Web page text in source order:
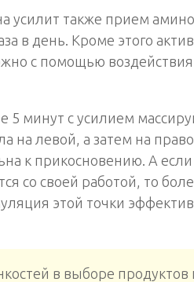
усилит также прием
в день. Кроме этого
с помощью
5 минут с усилием
на левой, а затем на
к прикосновению. А
со своей работой, то
этой точки
в выборе продуктов